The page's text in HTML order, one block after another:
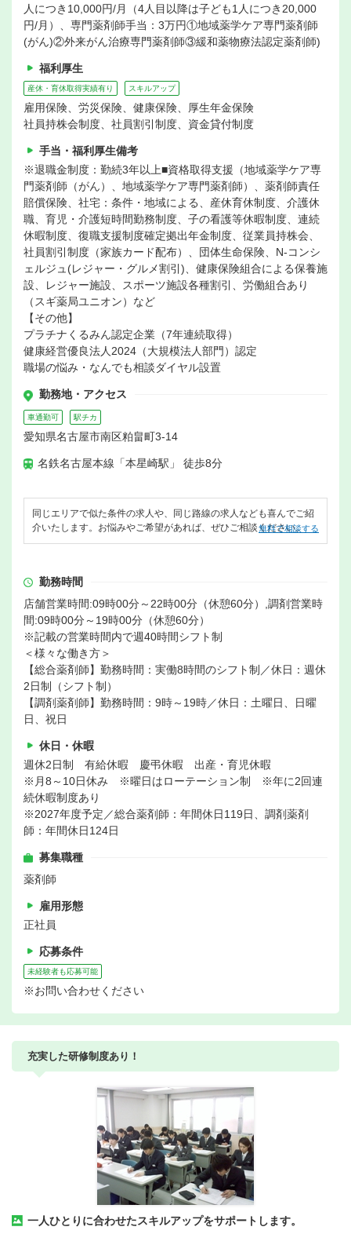
人につき10,000円/月（4人目以降は子ども1人につき20,000
円/月）、専門薬剤師手当：3万円①地域薬学ケア専門薬剤師
(がん)②外来がん治療専門薬剤師③緩和薬物療法認定薬剤師)
福利厚生
産休・育休取得実績有り スキルアップ
雇用保険、労災保険、健康保険、厚生年金保険
社員持株会制度、社員割引制度、資金貸付制度
手当・福利厚生備考
※退職金制度：勤続3年以上■資格取得支援（地域薬学ケア専
門薬剤師（がん）、地域薬学ケア専門薬剤師）、薬剤師責任
賠償保険、社宅：条件・地域による、産休育休制度、介護休
職、育児・介護短時間勤務制度、子の看護等休暇制度、連続
休暇制度、復職支援制度確定拠出年金制度、従業員持株会、
社員割引制度（家族カード配布）、団体生命保険、N-コンシ
ェルジュ(レジャー・グルメ割引)、健康保険組合による保養施
設、レジャー施設、スポーツ施設各種割引、労働組合あり
（スギ薬局ユニオン）など
【その他】
プラチナくるみん認定企業（7年連続取得）
健康経営優良法人2024（大規模法人部門）認定
職場の悩み・なんでも相談ダイヤル設置
勤務地・アクセス
車通勤可 駅チカ
愛知県名古屋市南区粕畠町3-14
名鉄名古屋本線「本星崎駅」 徒歩8分
同じエリアで似た条件の求人や、同じ路線の求人なども喜んでご紹
介いたします。お悩みやご希望があれば、ぜひご相談ください。
無料で相談する
勤務時間
店舗営業時間:09時00分～22時00分（休憩60分）,調剤営業時
間:09時00分～19時00分（休憩60分）
※記載の営業時間内で週40時間シフト制
＜様々な働き方＞
【総合薬剤師】勤務時間：実働8時間のシフト制／休日：週休
2日制（シフト制）
【調剤薬剤師】勤務時間：9時～19時／休日：土曜日、日曜
日、祝日
休日・休暇
週休2日制 有給休暇 慶弔休暇 出産・育児休暇
※月8～10日休み ※曜日はローテーション制 ※年に2回連
続休暇制度あり
※2027年度予定／総合薬剤師：年間休日119日、調剤薬剤
師：年間休日124日
募集職種
薬剤師
雇用形態
正社員
応募条件
未経験者も応募可能
※お問い合わせください
充実した研修制度あり！
一人ひとりに合わせたスキルアップをサポートします。